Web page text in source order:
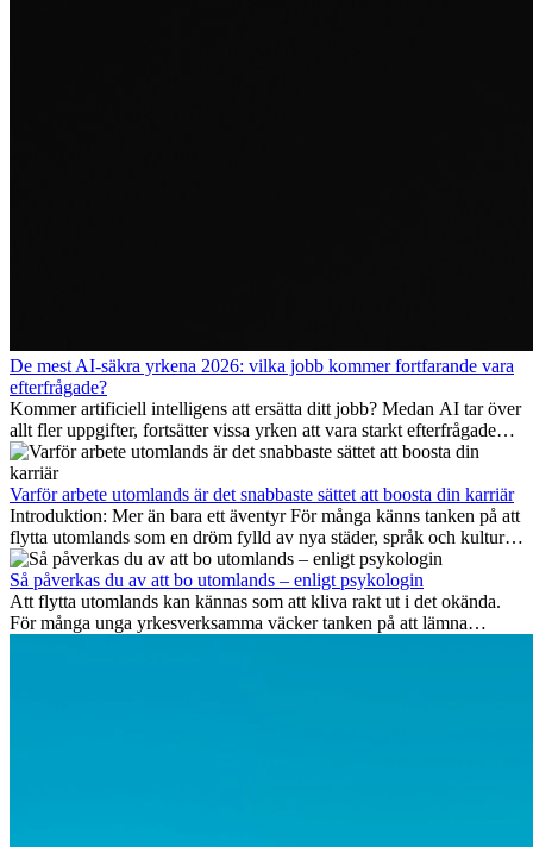
De mest AI-säkra yrkena 2026: vilka jobb kommer fortfarande vara
efterfrågade?
Kommer artificiell intelligens att ersätta ditt jobb? Medan AI tar över
allt fler uppgifter, fortsätter vissa yrken att vara starkt efterfrågade
även 2026. I den här artikeln går vi igenom vilka yrken som anses
vara mest framtidssäkra, vilka kompetenser som kommer att vara
viktiga på lång sikt och varför många av dessa jobb även erbjuder
attraktiva karriärmöjligheter utomlands.
Varför arbete utomlands är det snabbaste sättet att boosta din karriär
Introduktion: Mer än bara ett äventyr För många känns tanken på att
flytta utomlands som en dröm fylld av nya städer, språk och kulturer.
Men bortom äventyrets...
Så påverkas du av att bo utomlands – enligt psykologin
Att flytta utomlands kan kännas som att kliva rakt ut i det okända.
För många unga yrkesverksamma väcker tanken på att lämna